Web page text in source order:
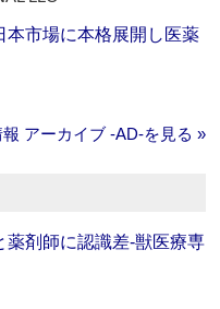
本市場に本格展開し医薬
アーカイブ ‐AD‐を見る »
薬剤師に認識差‐獣医療専